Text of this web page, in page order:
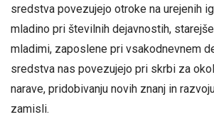
sredstva povezujejo otroke na urejenih
mladino pri številnih dejavnostih,
mladimi, zaposlene pri vsakodnevnem
sredstva nas povezujejo pri skrbi za
narave, pridobivanju novih znanj in
zamisli.